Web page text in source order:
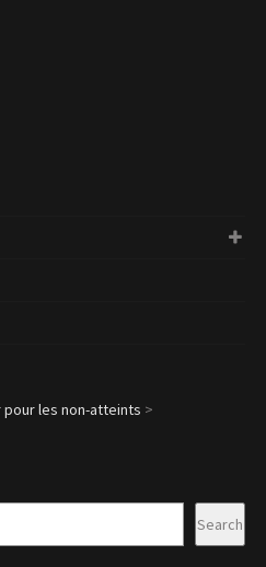
pour les non-atteints >
Search